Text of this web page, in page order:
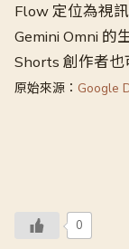
Flow 定位為視
Gemini Omni 的
Shorts 創作者也
原始來源： Google
0